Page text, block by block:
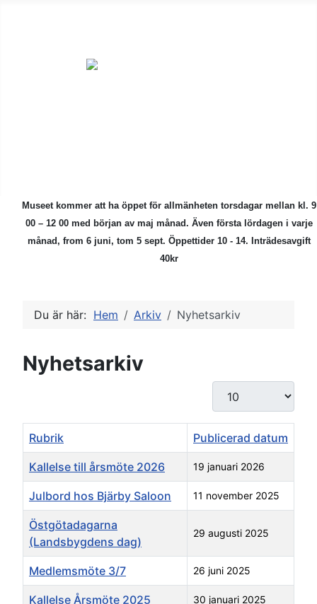
Museet kommer att ha öppet för allmänheten torsdagar mellan kl. 9
00 – 12 00 med början av maj månad. Även första lördagen i varje
månad, from 6 juni, tom 5 sept. Öppettider 10 - 14. Inträdesavgift
40kr
Du är här: Hem Arkiv Nyhetsarkiv
Nyhetsarkiv
Visa #
Rubrik Publicerad datum
Kallelse till årsmöte 2026 19 januari 2026
Julbord hos Bjärby Saloon 11 november 2025
Östgötadagarna
(Landsbygdens dag)
29 augusti 2025
Medlemsmöte 3/7 26 juni 2025
Kallelse Årsmöte 2025 30 januari 2025